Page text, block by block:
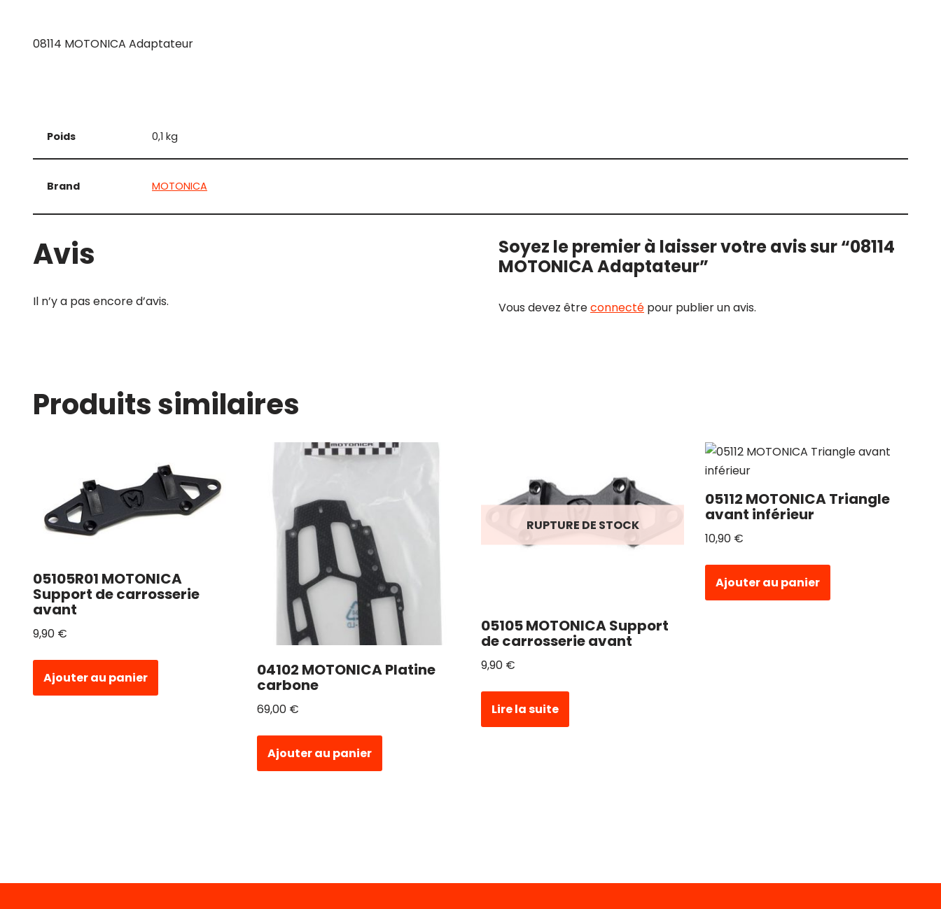
08114 MOTONICA Adaptateur
Poids 0,1 kg
Brand MOTONICA
Avis
Il n’y a pas encore d’avis.
Soyez le premier à laisser votre avis sur “08114
MOTONICA Adaptateur”
Vous devez êtreconnecté pour publier un avis.
Produits similaires
05105R01 MOTONICA
Support de carrosserie
avant
9,90 €
Ajouter au panier 04102 MOTONICA Platine
carbone
69,00 €
Ajouter au panier
RUPTURE DE STOCK
05105 MOTONICA Support
de carrosserie avant
9,90 €
Lire la suite
05112 MOTONICA Triangle
avant inférieur
10,90 €
Ajouter au panier